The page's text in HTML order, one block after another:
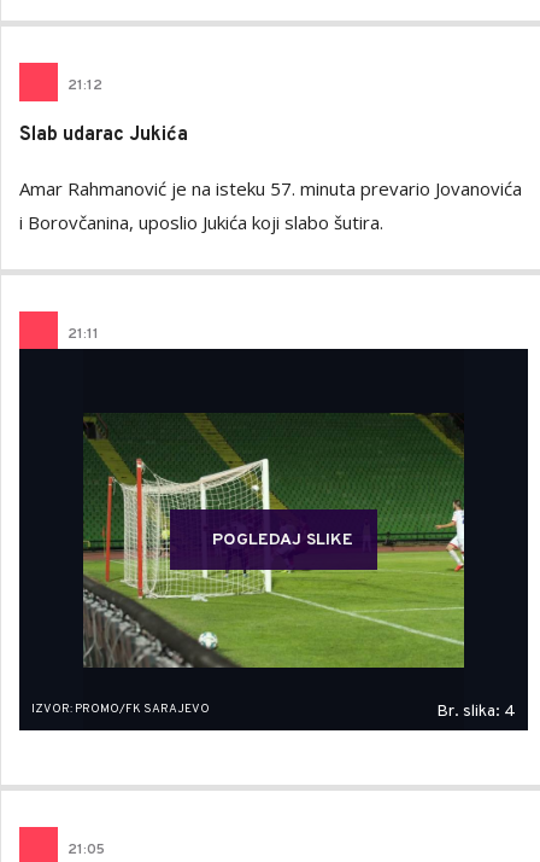
21:12
Slab udarac Jukića
Amar Rahmanović je na isteku 57. minuta prevario Jovanovića
i Borovčanina, uposlio Jukića koji slabo šutira.
21:11
POGLEDAJ SLIKE
IZVOR: PROMO/FK SARAJEVO Br. slika: 4
21:05